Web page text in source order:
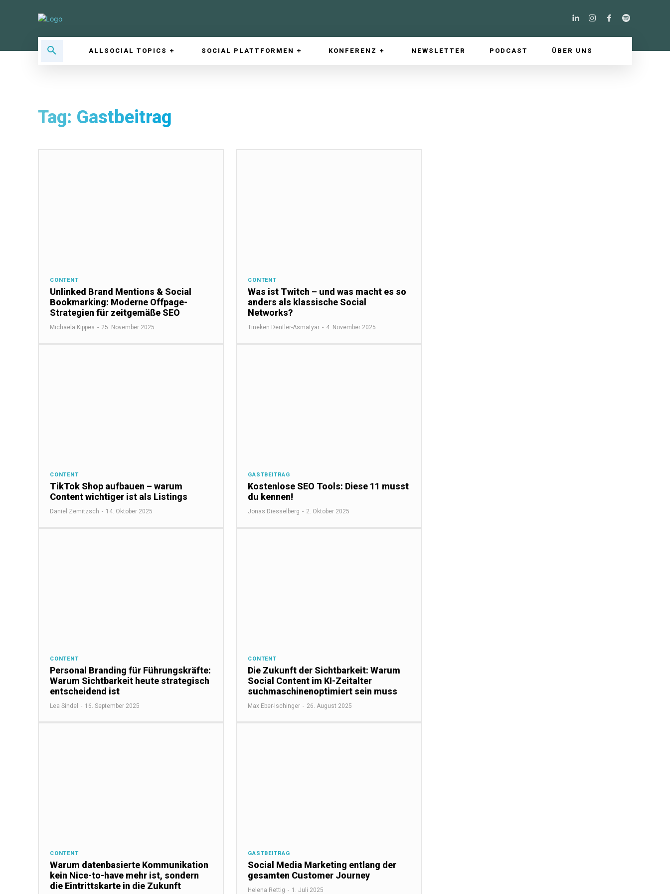
ALLSOCIAL TOPICS SOCIAL PLATTFORMEN KONFERENZ NEWSLETTER PODCAST ÜBER UNS
Tag: Gastbeitrag
CONTENT
Unlinked Brand Mentions & Social
Bookmarking: Moderne Offpage-
Strategien für zeitgemäße SEO
Michaela Kippes - 25. November 2025
CONTENT
Was ist Twitch – und was macht es so
anders als klassische Social
Networks?
Tineken Dentler-Asmatyar - 4. November 2025
CONTENT
TikTok Shop aufbauen – warum
Content wichtiger ist als Listings
Daniel Zemitzsch - 14. Oktober 2025
GASTBEITRAG
Kostenlose SEO Tools: Diese 11 musst
du kennen!
Jonas Diesselberg - 2. Oktober 2025
CONTENT
Personal Branding für Führungskräfte:
Warum Sichtbarkeit heute strategisch
entscheidend ist
Lea Sindel - 16. September 2025
CONTENT
Die Zukunft der Sichtbarkeit: Warum
Social Content im KI-Zeitalter
suchmaschinenoptimiert sein muss
Max Eber-Ischinger - 26. August 2025
CONTENT
Warum datenbasierte Kommunikation
kein Nice-to-have mehr ist, sondern
die Eintrittskarte in die Zukunft
GASTBEITRAG
Social Media Marketing entlang der
gesamten Customer Journey
Helena Rettig - 1. Juli 2025